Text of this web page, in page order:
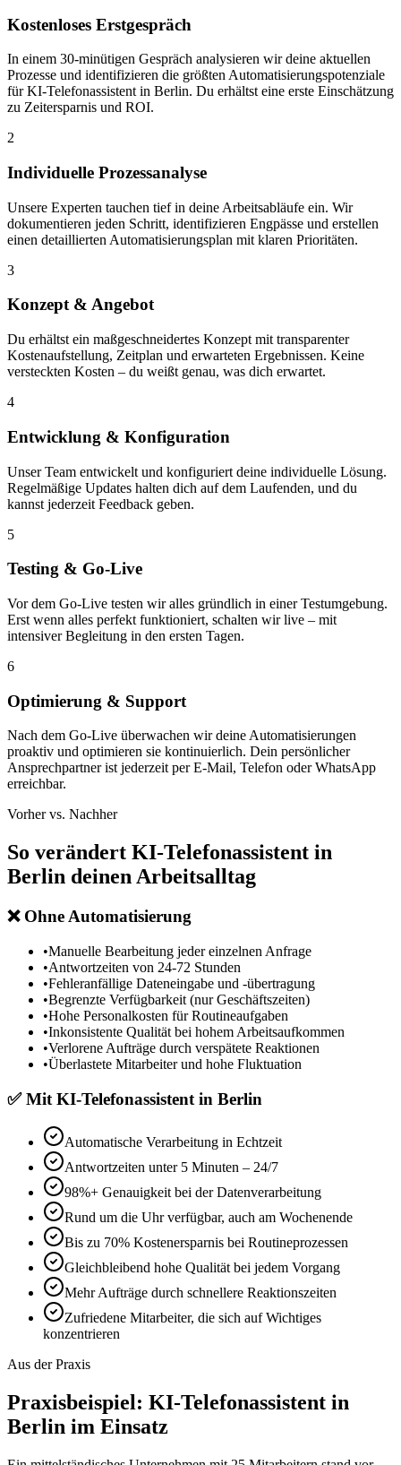
Kostenloses Erstgespräch
In einem 30-minütigen Gespräch analysieren wir deine aktuellen
Prozesse und identifizieren die größten Automatisierungspotenziale
für KI-Telefonassistent in Berlin. Du erhältst eine erste Einschätzung
zu Zeitersparnis und ROI.
2
Individuelle Prozessanalyse
Unsere Experten tauchen tief in deine Arbeitsabläufe ein. Wir
dokumentieren jeden Schritt, identifizieren Engpässe und erstellen
einen detaillierten Automatisierungsplan mit klaren Prioritäten.
3
Konzept & Angebot
Du erhältst ein maßgeschneidertes Konzept mit transparenter
Kostenaufstellung, Zeitplan und erwarteten Ergebnissen. Keine
versteckten Kosten – du weißt genau, was dich erwartet.
4
Entwicklung & Konfiguration
Unser Team entwickelt und konfiguriert deine individuelle Lösung.
Regelmäßige Updates halten dich auf dem Laufenden, und du
kannst jederzeit Feedback geben.
5
Testing & Go-Live
Vor dem Go-Live testen wir alles gründlich in einer Testumgebung.
Erst wenn alles perfekt funktioniert, schalten wir live – mit
intensiver Begleitung in den ersten Tagen.
6
Optimierung & Support
Nach dem Go-Live überwachen wir deine Automatisierungen
proaktiv und optimieren sie kontinuierlich. Dein persönlicher
Ansprechpartner ist jederzeit per E-Mail, Telefon oder WhatsApp
erreichbar.
Vorher vs. Nachher
So verändert KI-Telefonassistent in
Berlin deinen Arbeitsalltag
❌Ohne Automatisierung
•Manuelle Bearbeitung jeder einzelnen Anfrage
•Antwortzeiten von 24-72 Stunden
•Fehleranfällige Dateneingabe und -übertragung
•Begrenzte Verfügbarkeit (nur Geschäftszeiten)
•Hohe Personalkosten für Routineaufgaben
•Inkonsistente Qualität bei hohem Arbeitsaufkommen
•Verlorene Aufträge durch verspätete Reaktionen
•Überlastete Mitarbeiter und hohe Fluktuation
✅Mit KI-Telefonassistent in Berlin
Automatische Verarbeitung in Echtzeit
Antwortzeiten unter 5 Minuten – 24/7
98%+ Genauigkeit bei der Datenverarbeitung
Rund um die Uhr verfügbar, auch am Wochenende
Bis zu 70% Kostenersparnis bei Routineprozessen
Gleichbleibend hohe Qualität bei jedem Vorgang
Mehr Aufträge durch schnellere Reaktionszeiten
Zufriedene Mitarbeiter, die sich auf Wichtiges
konzentrieren
Aus der Praxis
Praxisbeispiel: KI-Telefonassistent in
Berlin im Einsatz